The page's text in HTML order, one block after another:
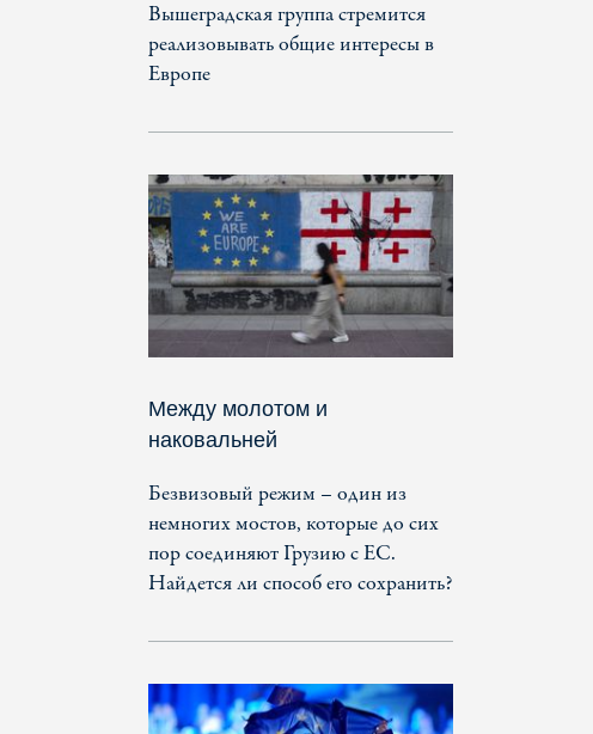
Вышеградская группа стремится
реализовывать общие интересы в
Европе
Между молотом и
наковальней
Безвизовый режим – один из
немногих мостов, которые до сих
пор соединяют Грузию с ЕС.
Найдется ли способ его сохранить?